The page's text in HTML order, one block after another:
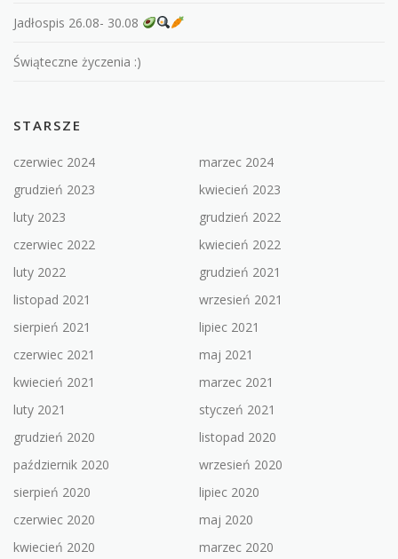
Jadłospis 26.08- 30.08
Świąteczne życzenia :)
STARSZE
czerwiec 2024
marzec 2024
grudzień 2023
kwiecień 2023
luty 2023
grudzień 2022
czerwiec 2022
kwiecień 2022
luty 2022
grudzień 2021
listopad 2021
wrzesień 2021
sierpień 2021
lipiec 2021
czerwiec 2021
maj 2021
kwiecień 2021
marzec 2021
luty 2021
styczeń 2021
grudzień 2020
listopad 2020
październik 2020
wrzesień 2020
sierpień 2020
lipiec 2020
czerwiec 2020
maj 2020
kwiecień 2020
marzec 2020